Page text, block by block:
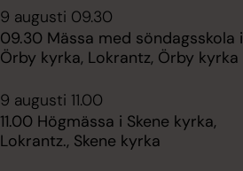
9 augusti 09.30
09.30 Mässa med söndagsskola i
Örby kyrka, Lokrantz, Örby kyrka
9 augusti 11.00
11.00 Högmässa i Skene kyrka,
Lokrantz., Skene kyrka